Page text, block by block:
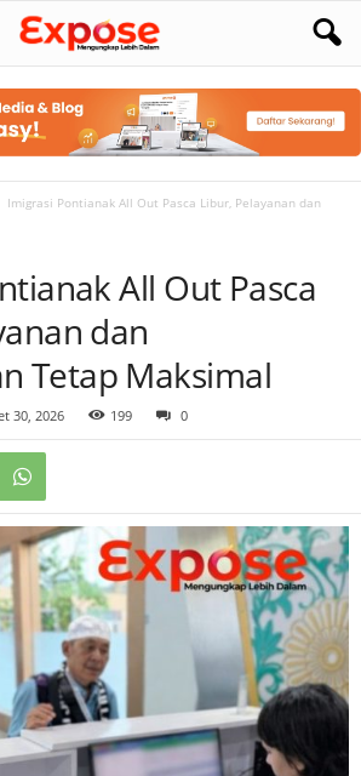
Imigrasi Pontianak All Out Pasca Libur, Pelayanan dan
All Out Pasca
dan
Tetap Maksimal
30, 2026 199 0